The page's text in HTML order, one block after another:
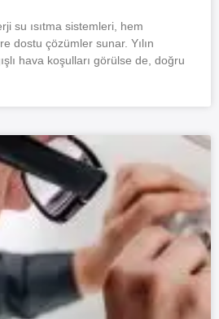
su ısıtma sistemleri, hem
dostu çözümler sunar. Yılın
hava koşulları görülse de, doğru